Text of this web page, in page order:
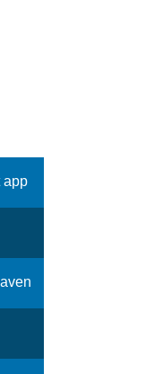
app